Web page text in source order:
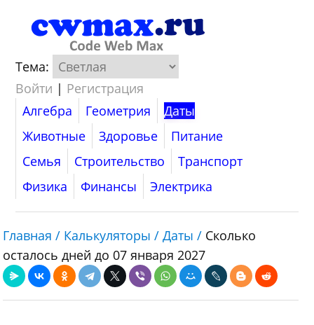
Тема:
Войти | Регистрация
Алгебра
Геометрия
Даты
Животные
Здоровье
Питание
Семья
Строительство
Транспорт
Физика
Финансы Электрика
Главная / Калькуляторы /Даты / Сколько
осталось дней до 07 января 2027